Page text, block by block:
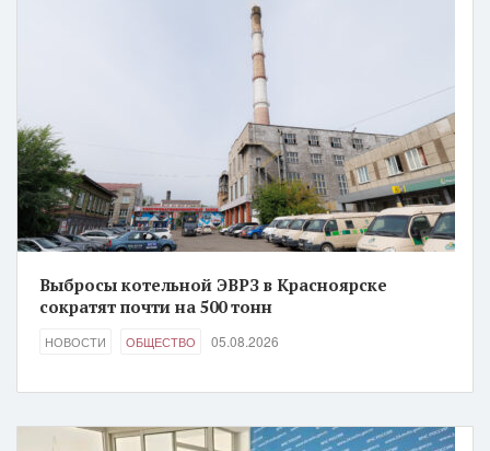
Выбросы котельной ЭВРЗ в Красноярске
сократят почти на 500 тонн
НОВОСТИ ОБЩЕСТВО 05.08.2026